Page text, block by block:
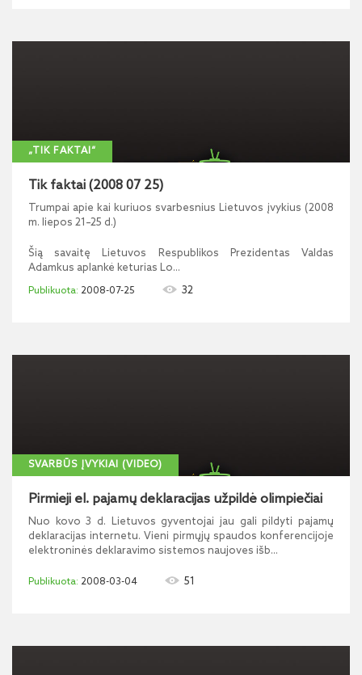
„TIK FAKTAI“
Tik faktai (2008 07 25)
Trumpai apie kai kuriuos svarbesnius Lietuvos įvykius (2008
m. liepos 21–25 d.)
Šią savaitę Lietuvos Respublikos Prezidentas Valdas
Adamkus aplankė keturias Lo...
2008-07-25 32
SVARBŪS ĮVYKIAI (VIDEO)
Pirmieji el. pajamų deklaracijas užpildė olimpiečiai
Nuo kovo 3 d. Lietuvos gyventojai jau gali pildyti pajamų
deklaracijas internetu. Vieni pirmųjų spaudos konferencijoje
elektroninės deklaravimo sistemos naujoves išb...
2008-03-04 51